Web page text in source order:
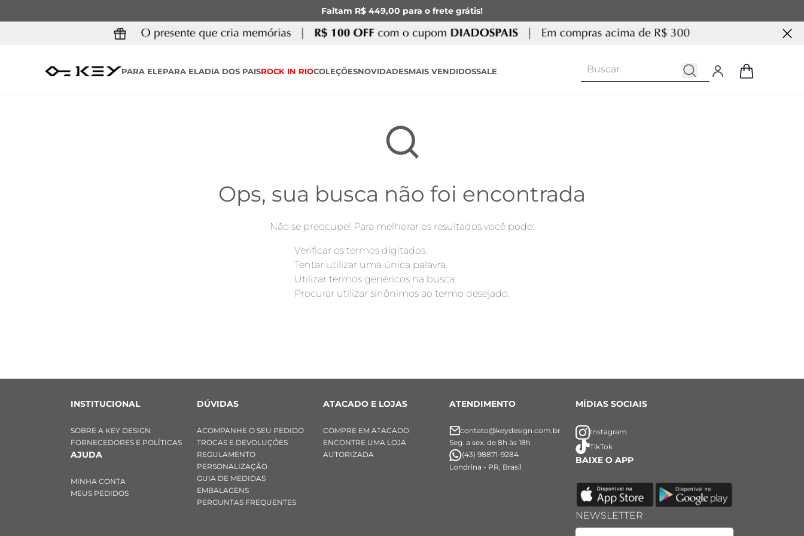
Faltam R$ 449,00 para o frete grátis!
PARA ELEPARA ELADIA DOS PAISROCK IN RIOCOLEÇÕESNOVIDADESMAIS VENDIDOSSALE
Ops, sua busca não foi encontrada
Não se preocupe! Para melhorar os resultados você pode:
Verificar os termos digitados.
Tentar utilizar uma única palavra.
Utilizar termos genéricos na busca.
Procurar utilizar sinônimos ao termo desejado.
INSTITUCIONAL
SOBRE A KEY DESIGN
FORNECEDORES E POLÍTICAS
AJUDA
MINHA CONTA
MEUS PEDIDOS
DÚVIDAS
ACOMPANHE O SEU PEDIDO
TROCAS E DEVOLUÇÕES
REGULAMENTO
PERSONALIZAÇÃO
GUIA DE MEDIDAS
EMBALAGENS
PERGUNTAS FREQUENTES
ATACADO E LOJAS
COMPRE EM ATACADO
ENCONTRE UMA LOJA
AUTORIZADA
ATENDIMENTO
contato@keydesign.com.br
Seg. a sex. de 8h às 18h
(43) 98871-9284
Londrina - PR, Brasil
MÍDIAS SOCIAIS
Instagram
TikTok
BAIXE O APP
NEWSLETTER